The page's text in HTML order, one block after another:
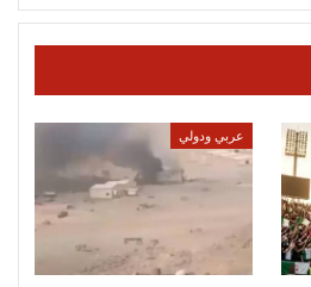
عربي ودولي